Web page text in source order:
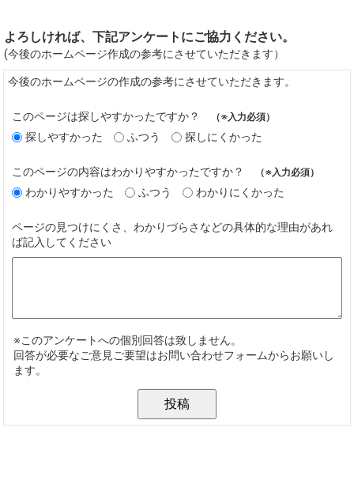
よろしければ、下記アンケートにご協力ください。
(今後のホームページ作成の参考にさせていただきます）
今後のホームページの作成の参考にさせていただきます。
このページは探しやすかったですか？ （※入力必須）
探しやすかった ふつう 探しにくかった
このページの内容はわかりやすかったですか？ （※入力必須）
わかりやすかった ふつう わかりにくかった
ページの見つけにくさ、わかりづらさなどの具体的な理由があれ
ば記入してください
※このアンケートへの個別回答は致しません。
回答が必要なご意見ご要望はお問い合わせフォームからお願いし
ます。